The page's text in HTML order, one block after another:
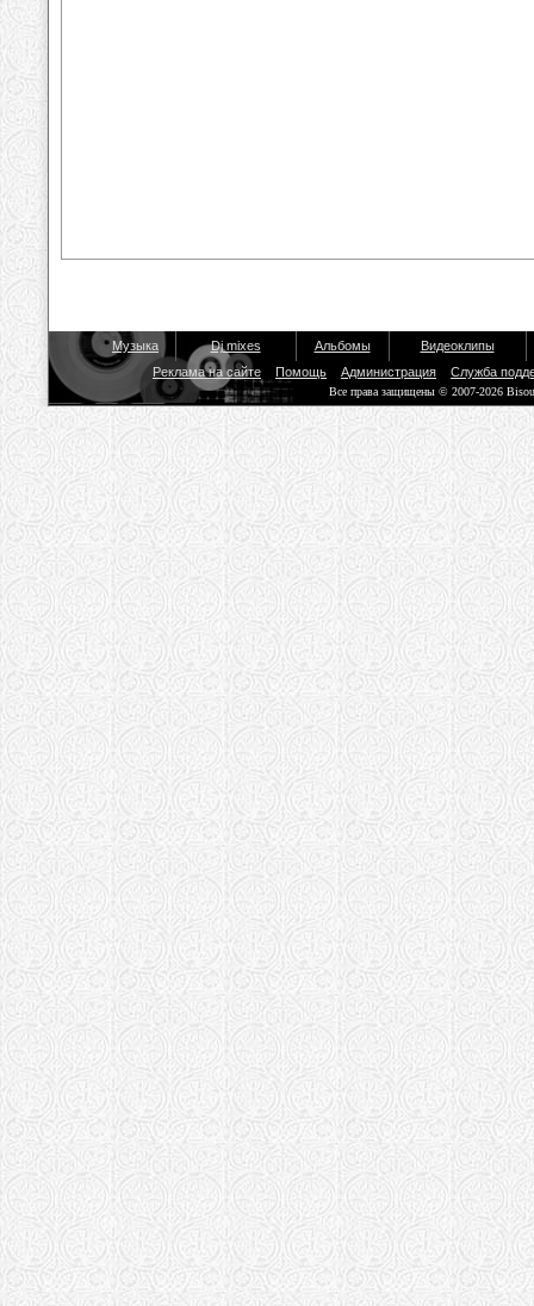
Музыка Dj mixes Альбомы
Видеоклипы
Реклама на сайте
Помощь Администрация Служба
Все права защищены © 2007-2026